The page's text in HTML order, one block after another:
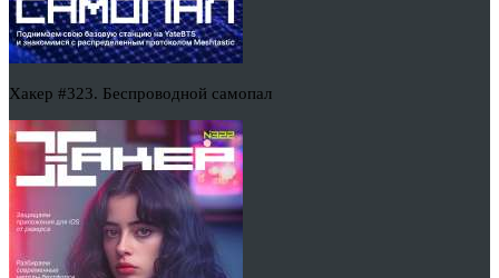
Хакер #323. Беспроводной самопал